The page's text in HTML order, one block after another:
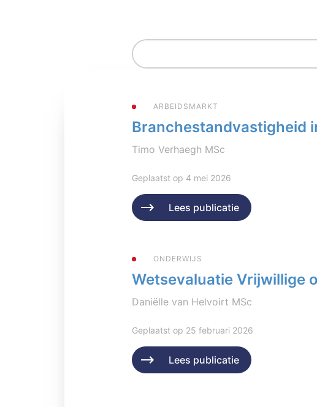
ARBEIDSMARKT
Branchestandvastigheid
Timo Verhaegh MSc
Geplaatst op 4 mei 2026
Lees publicatie
ONDERWIJS
Wetsevaluatie Vrijwillige
Daniëlle van Helvoirt MSc
Geplaatst op 25 februari 2026
Lees publicatie